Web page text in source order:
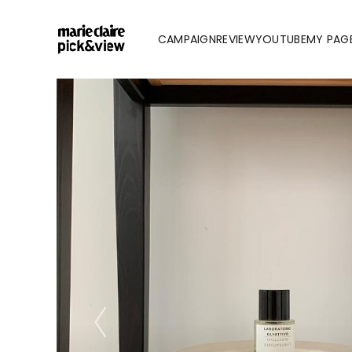
CAMPAIGNREVIEWYOUTUBEMY